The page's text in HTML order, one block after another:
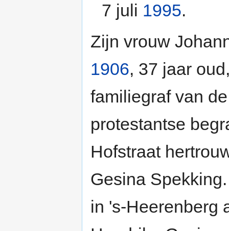
7 juli 1995.
Zijn vrouw
1906, 37 jaar
familiegraf van
protestantse
Hofstraat
Gesina
in 's-Heerenberg